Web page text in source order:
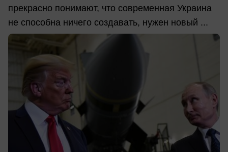
прекрасно понимают, что современная Украина
не способна ничего создавать, нужен новый ...